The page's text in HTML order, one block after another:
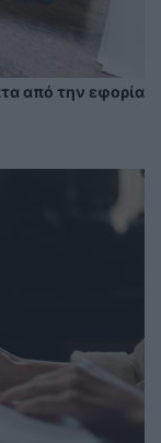
από την εφορία